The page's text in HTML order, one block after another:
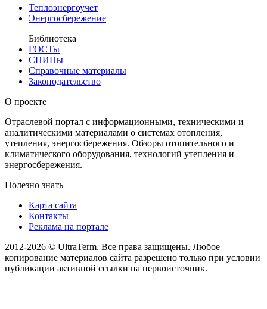
Теплоэнергоучет
Энергосбережение
Библиотека
ГОСТы
СНИПы
Справочные материалы
Законодательство
О проекте
Отраслевой портал с информационными, техническими и
аналитическими материалами о системах отопления,
утепления, энергосбережения. Обзоры отопительного и
климатического оборудования, технологий утепления и
энергосбережения.
Полезно знать
Карта сайта
Контакты
Реклама на портале
2012-2026 © UltraTerm. Все права защищены. Любое
копирование материалов сайта разрешено только при условии
публикации активной ссылки на первоисточник.